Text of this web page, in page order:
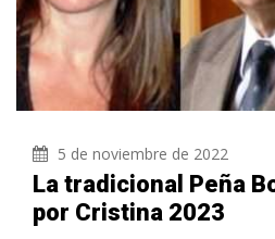
5 de noviembre de 2022
La tradicional Peña
por Cristina 2023